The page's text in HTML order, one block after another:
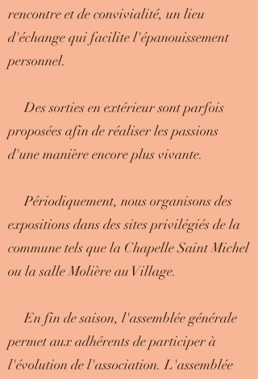
rencontre et de convivialité, un lieu
d'échange qui facilite l'épanouissement
personnel.
Des sorties en extérieur sont parfois
proposées afin de réaliser les passions
d'une manière encore plus vivante.
Périodiquement, nous organisons des
expositions dans des sites privilégiés de la
commune tels que la Chapelle Saint Michel
ou la salle Molière au Village.
En fin de saison, l'assemblée générale
permet aux adhérents de participer à
l'évolution de l'association. L'assemblée